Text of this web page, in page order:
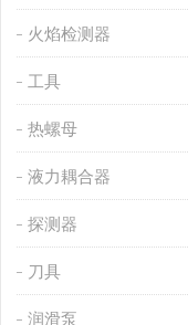
火焰检测器
工具
热螺母
液力耦合器
探测器
刀具
润滑泵